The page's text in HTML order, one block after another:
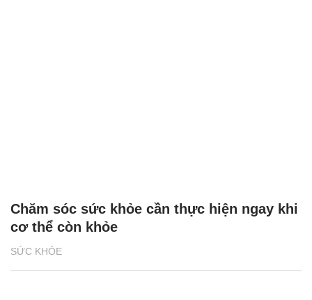
SỨC KHỎE
Chăm sóc sức khỏe cần thực hiện ngay khi
cơ thể còn khỏe